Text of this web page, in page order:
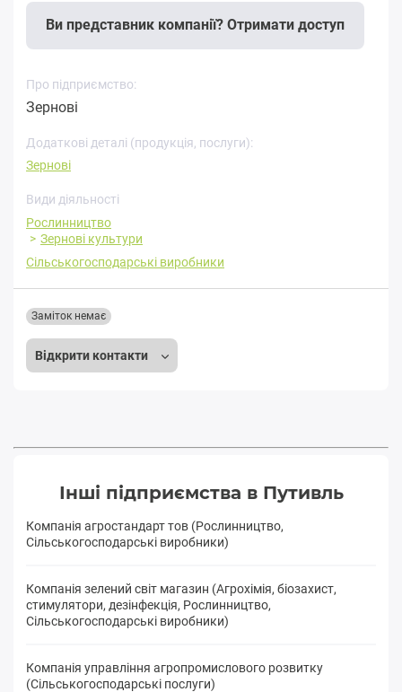
Ви представник компанії? Отримати доступ
Про підприємство:
Зернові
Додаткові деталі (продукція, послуги):
Зернові
Види діяльності
Рослинництво
Зернові культури
Сільськогосподарські виробники
Відкрити контакти
Заміток немає
Інші підприємства в Путивль
Компанія агростандарт тов (Рослинництво,
Сільськогосподарські виробники)
Компанія зелений світ магазин (Агрохімія, біозахист,
стимулятори, дезінфекція, Рослинництво,
Сільськогосподарські виробники)
Компанія управління агропромислового розвитку
(Сільськогосподарські послуги)